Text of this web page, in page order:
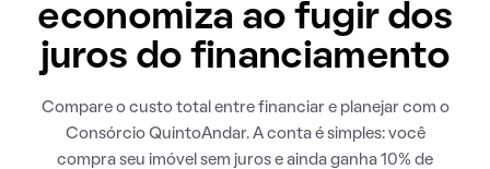
economiza ao fugir dos
juros do financiamento
Compare o custo total entre financiar e planejar com o
Consórcio QuintoAndar. A conta é simples: você
compra seu imóvel sem juros e ainda ganha 10% de